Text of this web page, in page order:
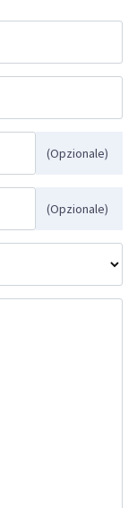
(Opzionale)
(Opzionale)